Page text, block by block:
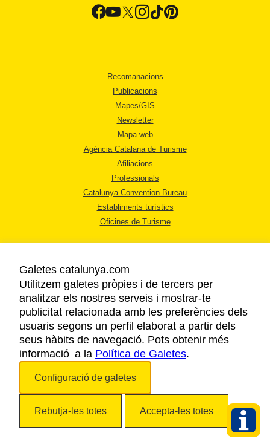
Recomanacions
Publicacions
Mapes/GIS
Newsletter
Mapa web
Agència Catalana de Turisme
Afiliacions
Professionals
Catalunya Convention Bureau
Establiments turístics
Oficines de Turisme
AVÍS LEGAL
POLÍTICA DE PRIVACITAT
COOKIES
ACCESSIBILITAT
Galetes catalunya.com
Utilitzem galetes pròpies i de tercers per
analitzar els nostres serveis i mostrar-te
publicitat relacionada amb les preferències dels
usuaris segons un perfil elaborat a partir dels
seus hàbits de navegació. Pots obtenir més
informació a la Política de Galetes.
Configuració de galetes
Rebutja-les totes Accepta-les totes